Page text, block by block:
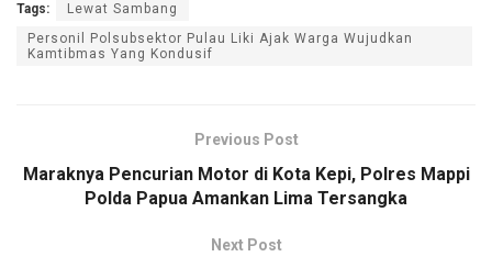
Tags:
Lewat Sambang
Personil Polsubsektor Pulau Liki Ajak Warga Wujudkan
Kamtibmas Yang Kondusif
Previous Post
Maraknya Pencurian Motor di Kota Kepi, Polres Mappi
Polda Papua Amankan Lima Tersangka
Next Post